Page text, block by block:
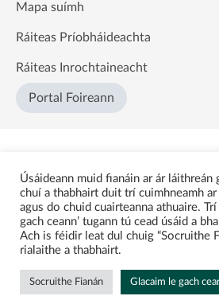
Mapa suímh
Ráiteas Príobháideachta
Ráiteas Inrochtaineacht
Portal Foireann
Úsáideann muid fianáin ar ár láithreán
chuí a thabhairt duit trí cuimhneamh
agus do chuid cuairteanna athuaire.
gach ceann’ tugann tú cead úsáid a
Ach is féidir leat dul chuig “Socruithe
rialaithe a thabhairt.
Socruithe Fianán Glacaim le gach